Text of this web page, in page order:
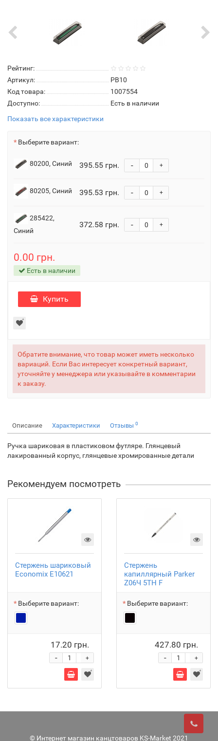
Рейтинг:
Артикул:
PB10
Код товара:
1007554
Доступно:
Есть в наличии
Показать все характеристики
Выберите вариант:
80200, Синий 395.55 грн. +
-
80205, Синий 395.53 грн. +
-
285422,
Синий
372.58 грн. +
-
0.00 грн.
Есть в наличии
Купить
Обратите внимание, что товар может иметь несколько
вариаций. Если Вас интересует конкретный вариант,
уточняйте у менеджера или указывайте в комментарии
к заказу.
Описание Характеристики Отзывы 0
Ручка шариковая в пластиковом футляре. Глянцевый
лакированный корпус, глянцевые хромированные детали
Рекомендуем посмотреть
Стержень шариковый
Economix Е10621
Выберите вариант:
17.20 грн.
+
-
Стержень
капиллярный Parker
Z06Ч 5TH F
Выберите вариант:
427.80 грн.
+
-
© Интернет магазин канцтоваров KS-Market 2021